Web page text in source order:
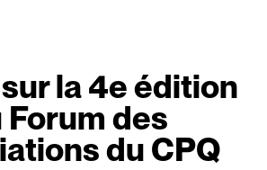
la 4e édition
Forum des
du CPQ